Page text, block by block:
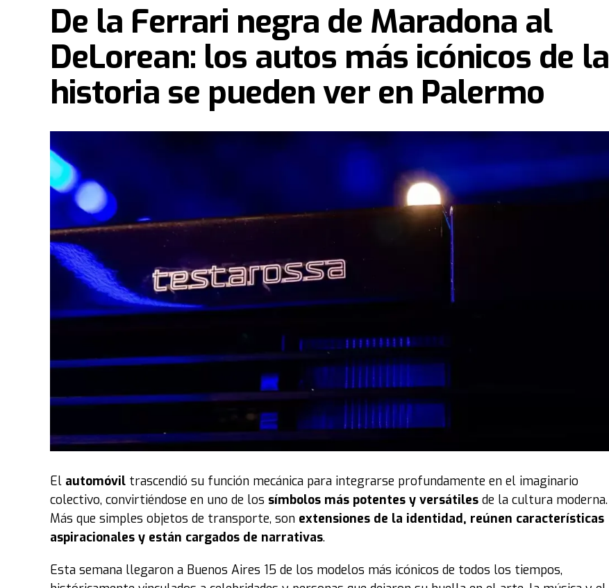
De la Ferrari negra de Maradona al
DeLorean: los autos más icónicos de la
historia se pueden ver en Palermo
El automóvil trascendió su función mecánica para integrarse profundamente en el imaginario
colectivo, convirtiéndose en uno de los símbolos más potentes y versátiles de la cultura moderna.
Más que simples objetos de transporte, son extensiones de la identidad, reúnen características
aspiracionales y están cargados de narrativas.
Esta semana llegaron a Buenos Aires 15 de los modelos más icónicos de todos los tiempos,